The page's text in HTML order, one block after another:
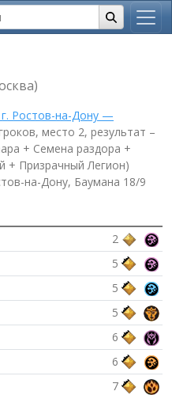
Ростов-на-Дону —
место 2, результат –
+ Семена раздора +
+ Призрачный Легион)
на-Дону, Баумана 18/9
2
5
5
5
6
6
7